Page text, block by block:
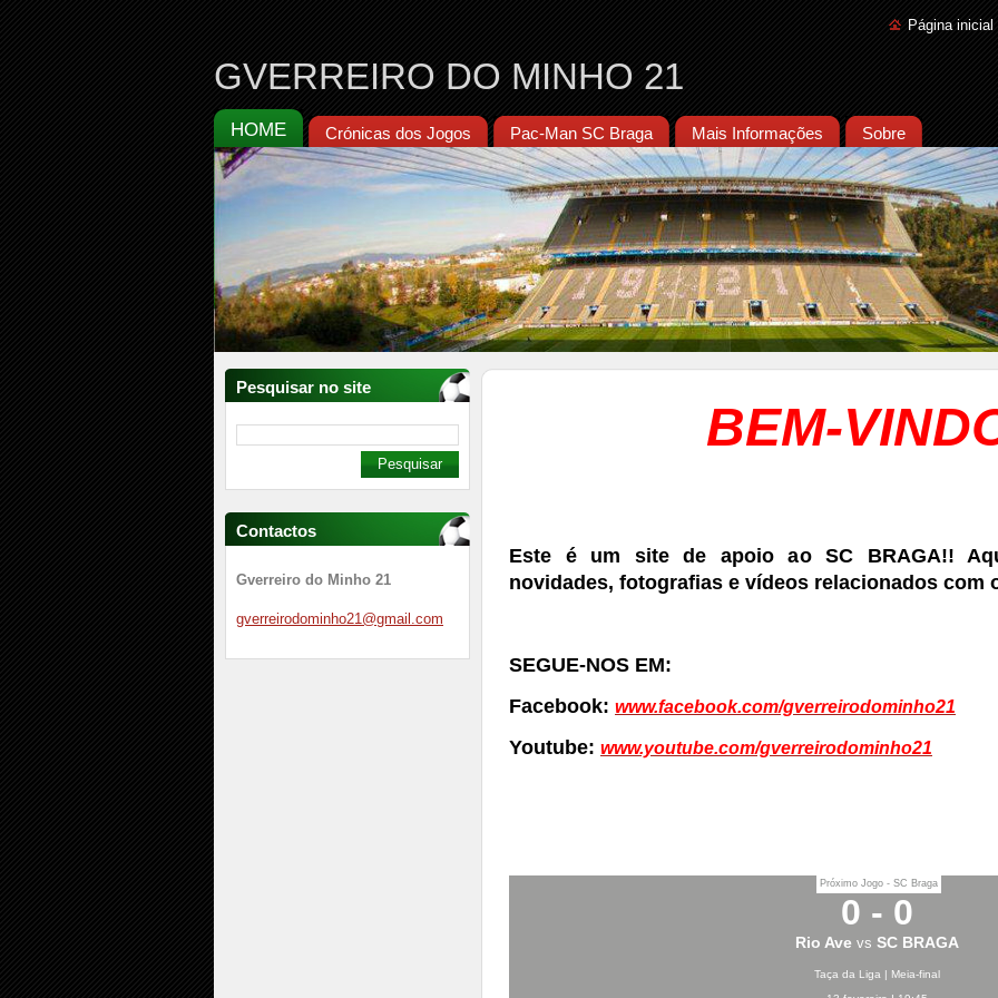
Página inicial
GVERREIRO DO MINHO 21
HOME Crónicas dos Jogos Pac-Man SC Braga Mais Informações Sobre
Pesquisar no site
Contactos
Gverreiro do Minho 21
gverreirodominho21@gmail .com
BEM-
Este é um site de apoio ao SC BRAGA!!
novidades, fotografias e vídeos relacionados com
SEGUE-NOS EM:
Facebook: www.facebook.com/gverreirodominho21
Youtube: www.youtube.com/gverreirodominho21
Próximo Jogo - SC Braga
0 - 0
Rio Avevs SC BRAGA
Taça da Liga | Meia-final